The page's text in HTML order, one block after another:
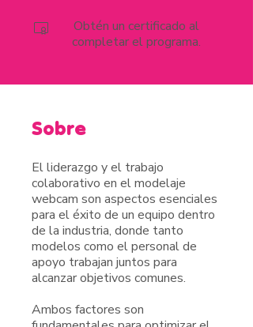
Obtén un certificado al
completar el programa.
Sobre
El liderazgo y el trabajo
colaborativo en el modelaje
webcam son aspectos esenciales
para el éxito de un equipo dentro
de la industria, donde tanto
modelos como el personal de
apoyo trabajan juntos para
alcanzar objetivos comunes.
Ambos factores son